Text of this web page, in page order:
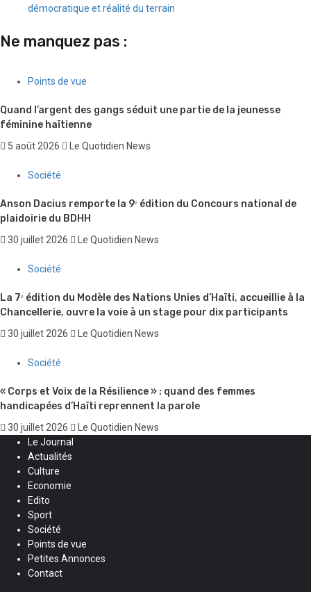
démocratique et réalité du terrain
Ne manquez pas :
Points de vue
Quand l’argent des gangs séduit une partie de la jeunesse
féminine haïtienne
5 août 2026 Le Quotidien News
Société
Anson Dacius remporte la 9ᵉ édition du Concours national de
plaidoirie du BDHH
30 juillet 2026 Le Quotidien News
Société
La 7ᵉ édition du Modèle des Nations Unies d’Haïti, accueillie à la
Chancellerie, ouvre la voie à un stage pour dix participants
30 juillet 2026 Le Quotidien News
Société
« Corps et Voix de la Résilience » : quand des femmes
handicapées d’Haïti reprennent la parole
30 juillet 2026
Le Quotidien News
Le Journal
Actualités
Culture
Economie
Edito
Sport
Société
Points de vue
Petites Annonces
Contact